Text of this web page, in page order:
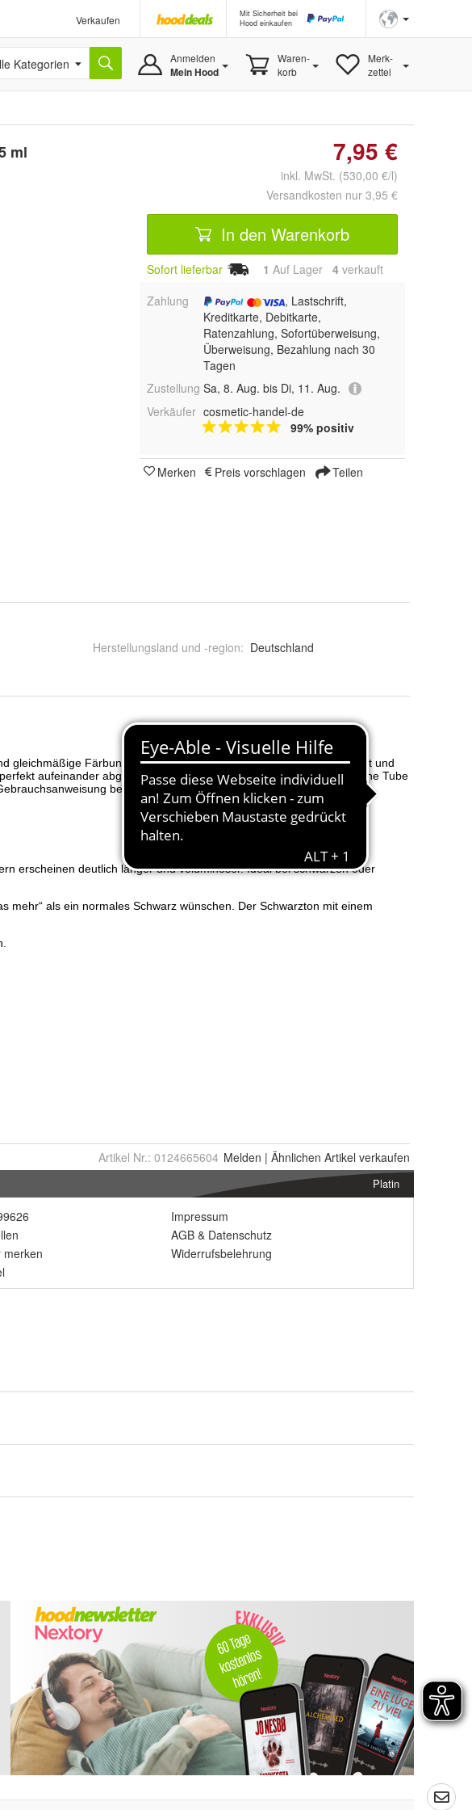
Verkaufen
Mit Sicherheit bei
Hood einkaufen
Kategorien Anmelden
Mein Hood
Waren-
korb
Merk-
zettel
ml 7,95 €
inkl. MwSt. (530,00 €/l)
Versandkosten nur 3,95 €
In den Warenkorb
Sofort lieferbar 1 Auf Lager 4 verkauft
Zahlung
, Lastschrift,
Kreditkarte, Debitkarte,
Ratenzahlung, Sofortüberweisung,
Überweisung, Bezahlung nach 30
Tagen
Zustellung Sa, 8. Aug. bis Di, 11. Aug.
Verkäufer cosmetic-handel-de
99% positiv
Merken Preis vorschlagen Teilen
Herstellungsland und -region: Deutschland
Artikel Nr.: 0124665604 Melden | Ähnlichen Artikel verkaufen
Platin
merken
Impressum
AGB & Datenschutz
Widerrufsbelehrung